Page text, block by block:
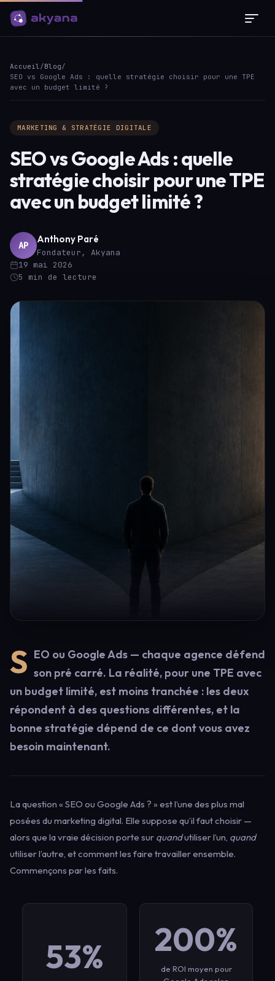
Accueil/Blog/
SEO vs Google Ads : quelle stratégie choisir pour une TPE
avec un budget limité ?
MARKETING & STRATÉGIE DIGITALE
SEO vs Google Ads : quelle
stratégie choisir pour une TPE
avec un budget limité ?
AP
Anthony Paré
Fondateur, Akyana
19 mai 2026
5 min de lecture
S EO ou Google Ads — chaque agence défend
son pré carré. La réalité, pour une TPE avec
un budget limité, est moins tranchée : les deux
répondent à des questions différentes, et la
bonne stratégie dépend de ce dont vous avez
besoin maintenant.
La question « SEO ou Google Ads ? » est l’une des plus mal
posées du marketing digital. Elle suppose qu’il faut choisir —
alors que la vraie décision porte sur quandutiliser l’un, quand
utiliser l’autre, et comment les faire travailler ensemble.
Commençons par les faits.
53% 200%
de ROI moyen pour
Panneau de gestion des cookies